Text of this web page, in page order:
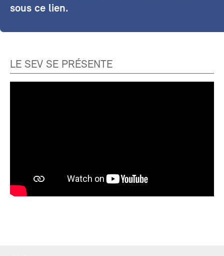
sous ce lien.
LE SEV SE PRÉSENTE